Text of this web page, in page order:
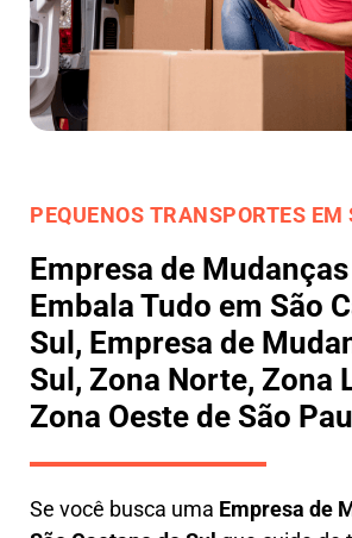
PEQUENOS TRANSPORTES EM
Empresa de
Embala Tudo em São
Sul, Empresa de
Sul, Zona Norte, Zona
Zona Oeste de São
Se você busca uma Empresa de